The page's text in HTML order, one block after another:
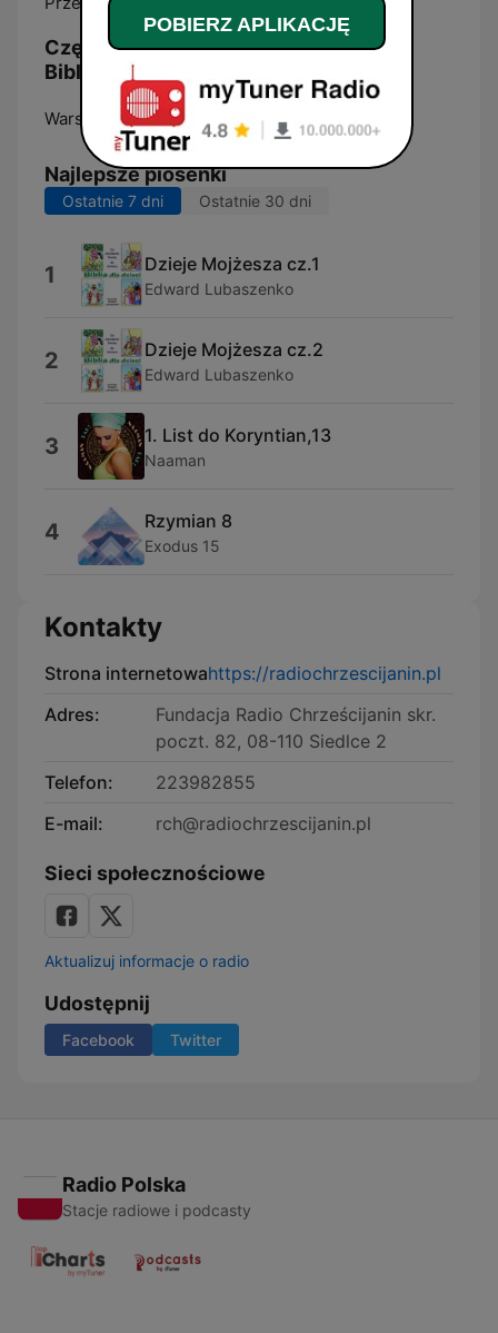
Częstotliwości Radio Chrześcijanin -
Biblia:
Warsaw: Online
Najlepsze piosenki
Ostatnie 7 dni Ostatnie 30 dni
1 Dzieje Mojżesza cz.1
Edward Lubaszenko
2 Dzieje Mojżesza cz.2
Edward Lubaszenko
3 1. List do Koryntian,13
Naaman
4 Rzymian 8
Exodus 15
Kontakty
Strona internetowahttps://radiochrzescijanin.pl
Adres:
Fundacja Radio Chrześcijanin skr.
poczt. 82, 08-110 Siedlce 2
Telefon:
223982855
E-mail:
rch@radiochrzescijanin.pl
Sieci społecznościowe
Aktualizuj informacje o radio
Udostępnij
Facebook Twitter
Radio Polska
Stacje radiowe i podcasty
POBIERZ APLIKACJĘ